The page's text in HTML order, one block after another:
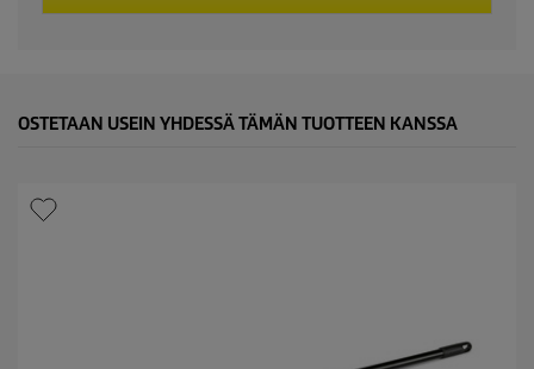
OSTETAAN USEIN YHDESSÄ TÄMÄN TUOTTEEN KANSSA